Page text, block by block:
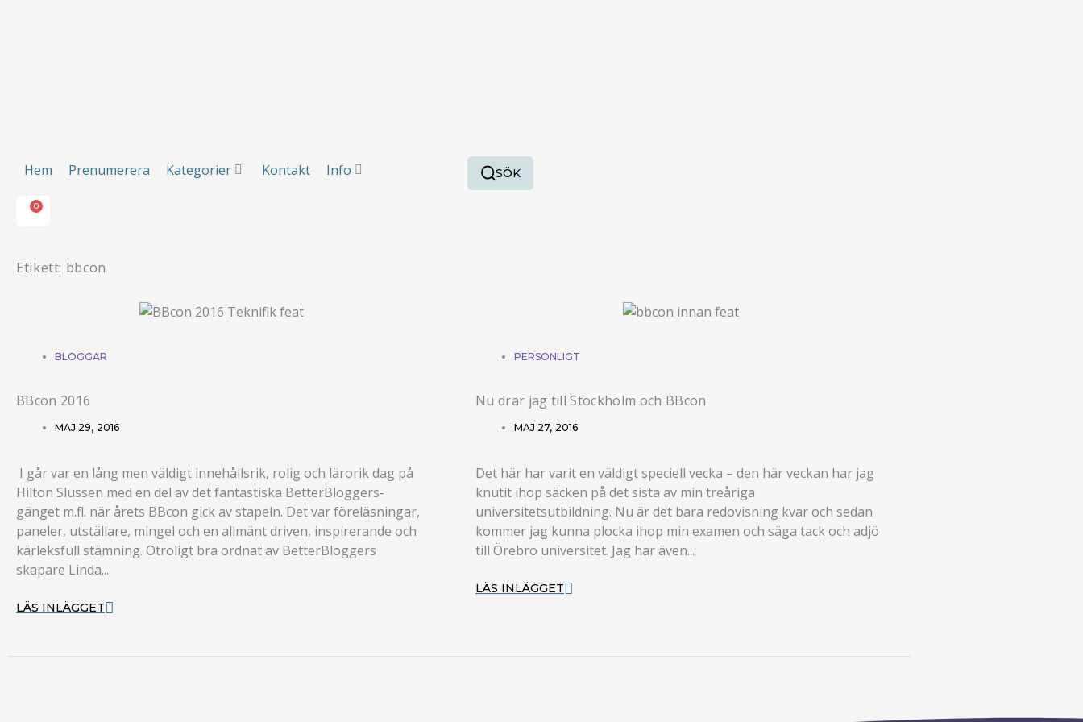
Hem Prenumerera Kategorier Kontakt Info
0
VARUKORG
SÖK
Etikett: bbcon
BLOGGAR
BBcon 2016
MAJ 29, 2016
I går var en lång men väldigt innehållsrik, rolig och lärorik dag på
Hilton Slussen med en del av det fantastiska BetterBloggers-
gänget m.fl. när årets BBcon gick av stapeln. Det var föreläsningar,
paneler, utställare, mingel och en allmänt driven, inspirerande och
kärleksfull stämning. Otroligt bra ordnat av BetterBloggers
skapare Linda...
LÄS INLÄGGET
PERSONLIGT
Nu drar jag till Stockholm och BBcon
MAJ 27, 2016
Det här har varit en väldigt speciell vecka – den här veckan har jag
knutit ihop säcken på det sista av min treåriga
universitetsutbildning. Nu är det bara redovisning kvar och sedan
kommer jag kunna plocka ihop min examen och säga tack och adjö
till Örebro universitet. Jag har även...
LÄS INLÄGGET